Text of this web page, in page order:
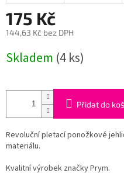
175 Kč
144,63 Kč bez DPH
cena:
Skladem (4 ks)
Přidat do
Revoluční pletací ponožkové
materiálu.
Kvalitní výrobek značky Prym.